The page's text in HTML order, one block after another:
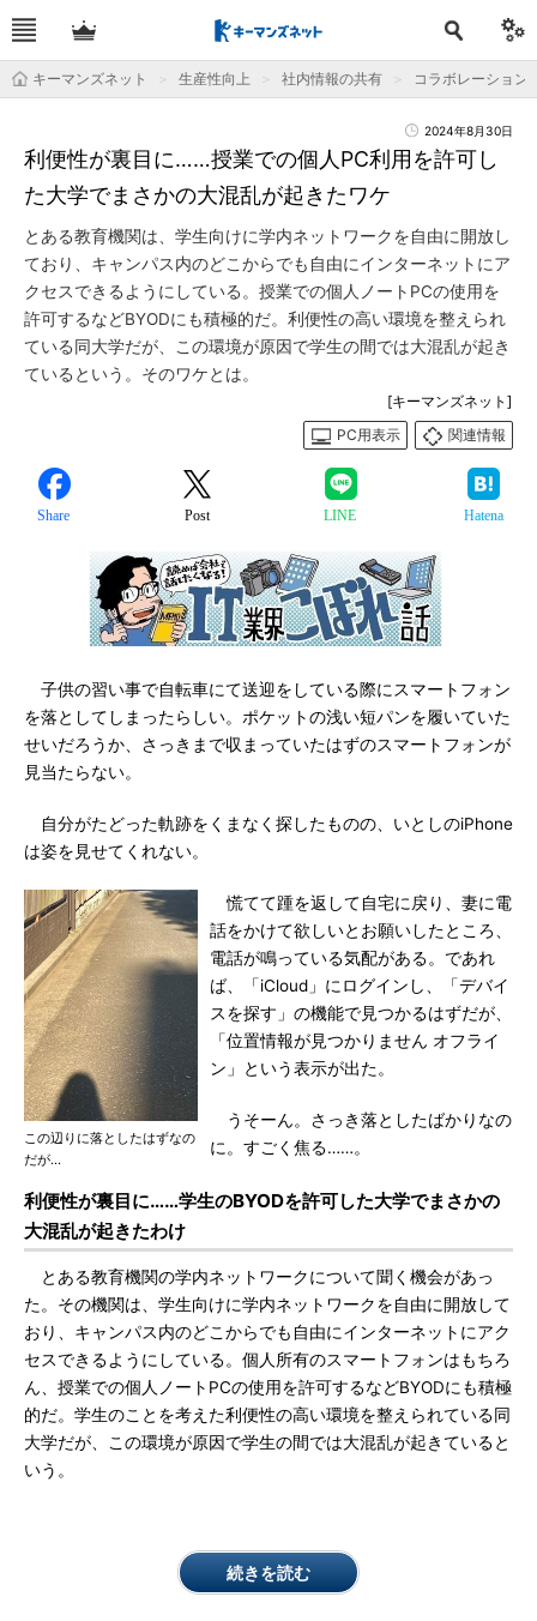
キーマンズネット 生産性向上 社内情報の共有 コラボレーション
2024年8月30日
利便性が裏目に……授業での個人PC利用を許可し
た大学でまさかの大混乱が起きたワケ
とある教育機関は、学生向けに学内ネットワークを自由に開放し
ており、キャンパス内のどこからでも自由にインターネットにア
クセスできるようにしている。授業での個人ノートPCの使用を
許可するなどBYODにも積極的だ。利便性の高い環境を整えられ
ている同大学だが、この環境が原因で学生の間では大混乱が起き
ているという。そのワケとは。
[キーマンズネット]
PC用表示
関連情報
Share Post LINE Hatena
子供の習い事で自転車にて送迎をしている際にスマートフォン
を落としてしまったらしい。ポケットの浅い短パンを履いていた
せいだろうか、さっきまで収まっていたはずのスマートフォンが
見当たらない。
自分がたどった軌跡をくまなく探したものの、いとしのiPhone
は姿を見せてくれない。
この辺りに落としたはずなの
だが…
慌てて踵を返して自宅に戻り、妻に電
話をかけて欲しいとお願いしたところ、
電話が鳴っている気配がある。であれ
ば、「iCloud」にログインし、「デバイ
スを探す」の機能で見つかるはずだが、
「位置情報が見つかりません オフライ
ン」という表示が出た。
うそーん。さっき落としたばかりなの
に。すごく焦る……。
利便性が裏目に……学生のBYODを許可した大学でまさかの
大混乱が起きたわけ
とある教育機関の学内ネットワークについて聞く機会があっ
た。その機関は、学生向けに学内ネットワークを自由に開放して
おり、キャンパス内のどこからでも自由にインターネットにアク
セスできるようにしている。個人所有のスマートフォンはもちろ
ん、授業での個人ノートPCの使用を許可するなどBYODにも積極
的だ。学生のことを考えた利便性の高い環境を整えられている同
大学だが、この環境が原因で学生の間では大混乱が起きていると
いう。
続きを読む